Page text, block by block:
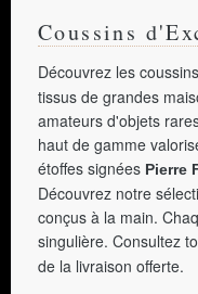
Coussins
Découvrez les
tissus de grandes
amateurs d'objets
haut de gamme
étoffes signées Pierre
Découvrez notre
conçus à la main.
singulière. Consultez
de la livraison offerte.